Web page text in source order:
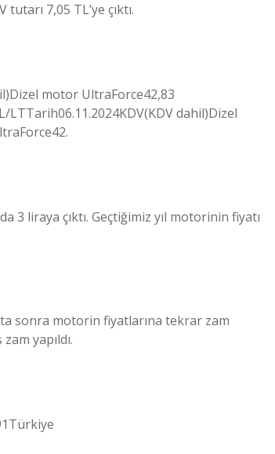
7,05 TL’ye çıktı.
motor UltraForce42,83
dahil)Dizel
3 liraya çıktı. Geçtiğimiz yıl motorinin fiyatı
sonra motorin fiyatlarına tekrar zam
yapıldı.